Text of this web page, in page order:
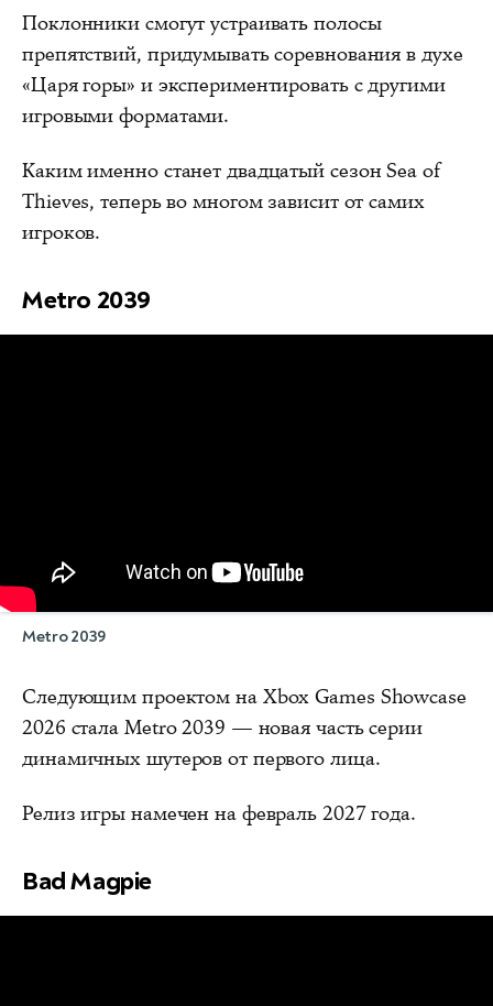
Поклонники смогут устраивать полосы
препятствий, придумывать соревнования в духе
«Царя горы» и экспериментировать с другими
игровыми форматами.
Каким именно станет двадцатый сезон Sea of
Thieves, теперь во многом зависит от самих
игроков.
Metro 2039
Metro 2039
Следующим проектом на Xbox Games Showcase
2026 стала Metro 2039 — новая часть серии
динамичных шутеров от первого лица.
Релиз игры намечен на февраль 2027 года.
Bad Magpie